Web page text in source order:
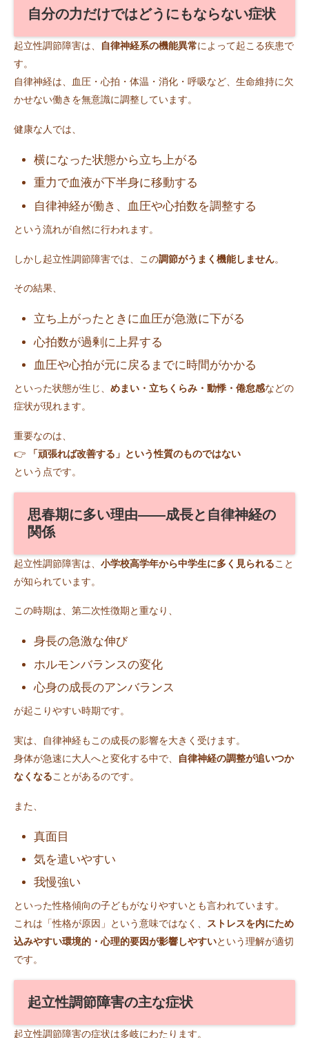
自分の力だけではどうにもならない症状
起立性調節障害は、 自律神経系の機能異常によって起こる疾患で
す。
自律神経は、血圧・心拍・体温・消化・呼吸など、生命維持に欠
かせない働きを無意識に調整しています。
健康な人では、
横になった状態から立ち上がる
重力で血液が下半身に移動する
自律神経が働き、血圧や心拍数を調整する
という流れが自然に行われます。
しかし起立性調節障害では、この調節がうまく機能しません。
その結果、
立ち上がったときに血圧が急激に下がる
心拍数が過剰に上昇する
血圧や心拍が元に戻るまでに時間がかかる
といった状態が生じ、 めまい・立ちくらみ・動悸・倦怠感などの
症状が現れます。
重要なのは、
👉
「頑張れば改善する」という性質のものではない
という点です。
思春期に多い理由――成長と自律神経の
関係
起立性調節障害は、 小学校高学年から中学生に多く見られること
が知られています。
この時期は、第二次性徴期と重なり、
身長の急激な伸び
ホルモンバランスの変化
心身の成長のアンバランス
が起こりやすい時期です。
実は、自律神経もこの成長の影響を大きく受けます。
身体が急速に大人へと変化する中で、
自律神経の調整が追いつか
なくなることがあるのです。
また、
真面目
気を遣いやすい
我慢強い
といった性格傾向の子どもがなりやすいとも言われています。
これは「性格が原因」という意味ではなく、 ストレスを内にため
込みやすい環境的・心理的要因が影響しやすいという理解が適切
です。
起立性調節障害の主な症状
起立性調節障害の症状は多岐にわたります。